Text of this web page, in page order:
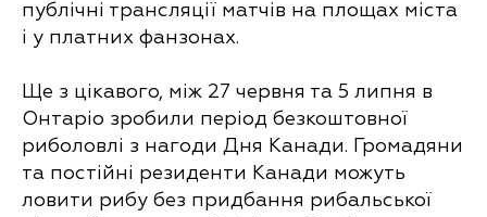
публічні трансляції матчів на площах міста
і у платних фанзонах.
Ще з цікавого, між 27 червня та 5 липня в
Онтаріо зробили період безкоштовної
риболовлі з нагоди Дня Канади. Громадяни
та постійні резиденти Канади можуть
ловити рибу без придбання рибальської